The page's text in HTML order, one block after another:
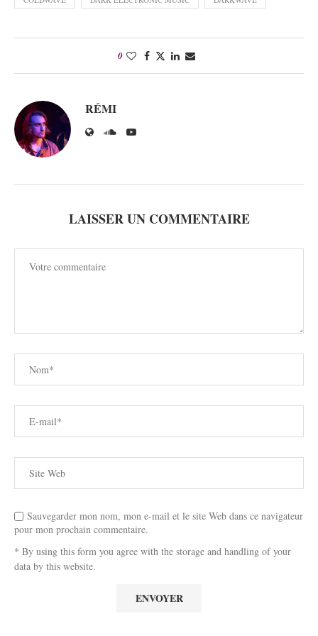
0
RÉMI
LAISSER UN COMMENTAIRE
Sauvegarder mon nom, mon e-mail et le site Web dans ce navigateur
pour mon prochain commentaire.
* By using this form you agree with the storage and handling of your
data by this website.